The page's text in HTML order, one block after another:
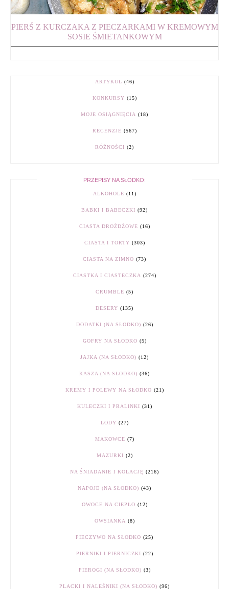
PIERŚ Z KURCZAKA Z PIECZARKAMI W KREMOWYM
SOSIE ŚMIETANKOWYM
ARTYKUŁ (46)
KONKURSY (15)
MOJE OSIĄGNIĘCIA (18)
RECENZJE (567)
RÓŻNOŚCI (2)
PRZEPISY NA SŁODKO:
ALKOHOLE (11)
BABKI I BABECZKI (92)
CIASTA DROŻDŻOWE (16)
CIASTA I TORTY (303)
CIASTA NA ZIMNO (73)
CIASTKA I CIASTECZKA (274)
CRUMBLE (5)
DESERY (135)
DODATKI (NA SŁODKO) (26)
GOFRY NA SŁODKO (5)
JAJKA (NA SŁODKO) (12)
KASZA (NA SŁODKO) (36)
KREMY I POLEWY NA SŁODKO (21)
KULECZKI I PRALINKI (31)
LODY (27)
MAKOWCE (7)
MAZURKI (2)
NA ŚNIADANIE I KOLACJĘ (216)
NAPOJE (NA SŁODKO) (43)
OWOCE NA CIEPŁO (12)
OWSIANKA (8)
PIECZYWO NA SŁODKO (25)
PIERNIKI I PIERNICZKI (22)
PIEROGI (NA SŁODKO) (3)
PLACKI I NALEŚNIKI (NA SŁODKO) (96)